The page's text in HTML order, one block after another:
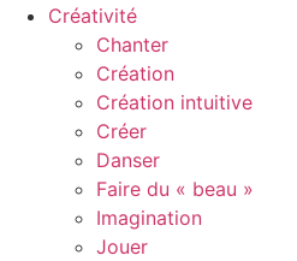
Créativité
Chanter
Création
Création intuitive
Créer
Danser
Faire du « beau »
Imagination
Jouer